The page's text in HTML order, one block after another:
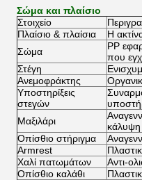
Σώμα και πλαίσιο
Στοιχείο
Πλαίσιο & πλαίσια
Η
Σώμα
PP
που
Στέγη
Ανεμοφράκτης
Υποστηρίξεις
στεγών
Μαξιλάρι
κάλυψη
Οπίσθιο στήριγμα
Armrest
Χαλί πατωμάτων
Αντι-
Οπίσθιο καλάθι